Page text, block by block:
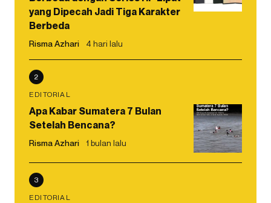
yang Dipecah Jadi Tiga Karakter
Berbeda
Risma Azhari 4 hari lalu
2
EDITORIAL
Apa Kabar Sumatera 7 Bulan
Setelah Bencana?
Risma Azhari 1 bulan lalu
3
EDITORIAL